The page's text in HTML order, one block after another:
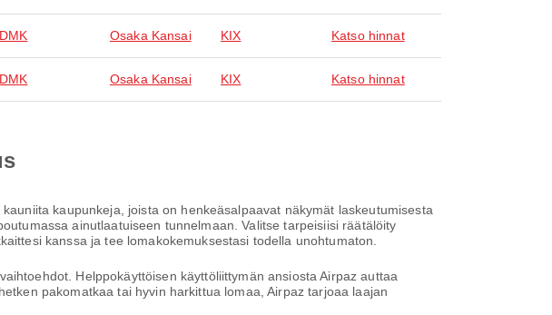
DMK Osaka Kansai KIX Katso hinnat
DMK Osaka Kansai KIX Katso hinnat
kaupunkeja, joista on henkeäsalpaavat näkymät laskeutumisesta
ainutlaatuiseen tunnelmaan. Valitse tarpeisiisi räätälöity
kanssa ja tee lomakokemuksestasi todella unohtumaton.
Helppokäyttöisen käyttöliittymän ansiosta Airpaz auttaa
pakomatkaa tai hyvin harkittua lomaa, Airpaz tarjoaa laajan